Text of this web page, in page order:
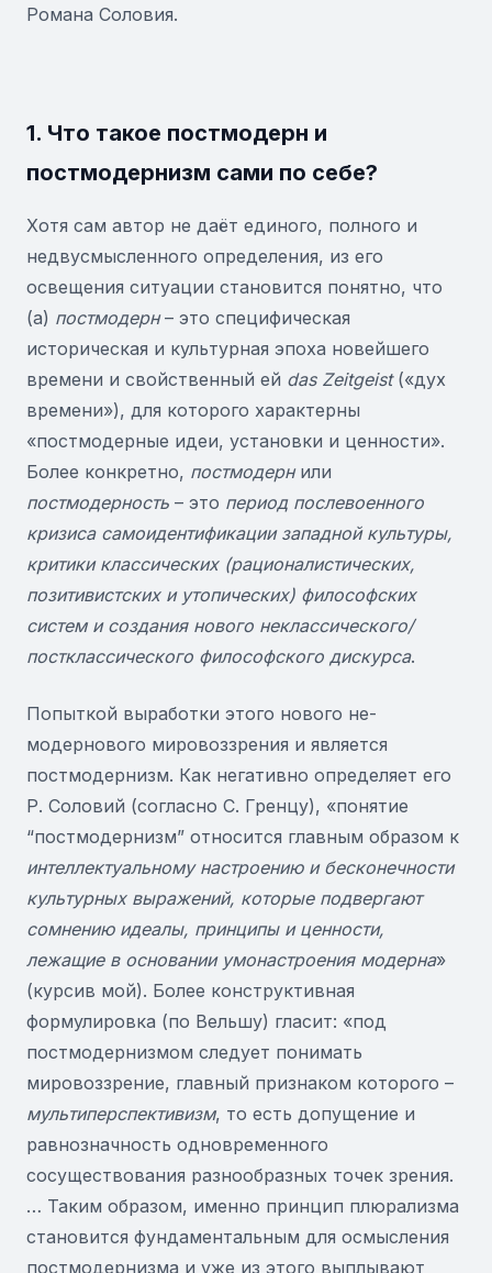
Романа Соловия.
1. Что такое постмодерн и
постмодернизм сами по себе?
Хотя сам автор не даёт единого, полного и
недвусмысленного определения, из его
освещения ситуации становится понятно, что
(а) постмодерн– это специфическая
историческая и культурная эпоха новейшего
времени и свойственный ей dasZeitgeist(«дух
времени»), для которого характерны
«постмодерные идеи, установки и ценности».
Более конкретно, постмодерн или
постмодерность – это период послевоенного
кризиса самоидентификации западной культуры,
критики классических (рационалистических,
позитивистских и утопических) философских
систем и создания нового неклассического/
постклассического философского дискурса.
Попыткой выработки этого нового не-
модернового мировоззрения и является
постмодернизм. Как негативно определяет его
Р. Соловий (согласно С. Гренцу), «понятие
“постмодернизм” относится главным образом к
интеллектуальному настроению и бесконечности
культурных выражений, которые подвергают
сомнению идеалы, принципы и ценности,
лежащие в основании умонастроения модерна»
(курсив мой). Более конструктивная
формулировка (по Вельшу) гласит: «под
постмодернизмом следует понимать
мировоззрение, главный признаком которого –
мультиперспективизм, то есть допущение и
равнозначность одновременного
сосуществования разнообразных точек зрения.
… Таким образом, именно принцип плюрализма
становится фундаментальным для осмысления
постмодернизма и уже из этого выплывают